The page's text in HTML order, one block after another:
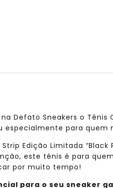
Defato Sneakers o Tênis
especialmente para
Edição Limitada
este tênis é para
por muito tempo!
para o seu sneaker